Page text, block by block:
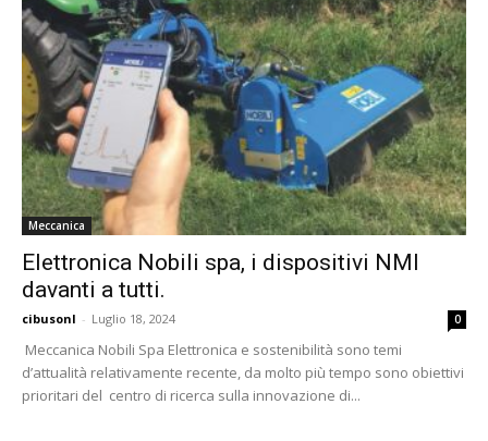
Meccanica
Elettronica Nobili spa, i dispositivi NMI
davanti a tutti.
cibusonl - Luglio 18, 2024 0
Meccanica Nobili Spa Elettronica e sostenibilità sono temi
d’attualità relativamente recente, da molto più tempo sono obiettivi
prioritari del centro di ricerca sulla innovazione di...